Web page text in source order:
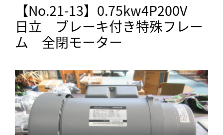
【No.21-13】0.75kw4P200V
日立 ブレーキ付き特殊フレー
ム 全閉モーター